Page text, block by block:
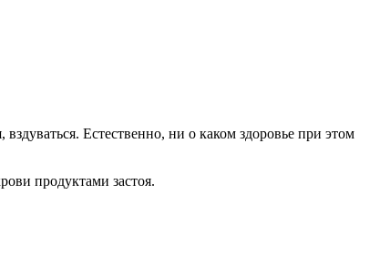
Естественно, ни о каком здоровье при этом
продуктами застоя.